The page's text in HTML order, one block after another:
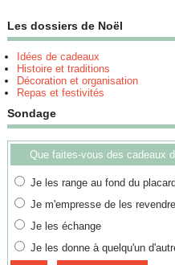
Les dossiers de Noël
Idées de cadeaux
Histoire et traditions
Décoration et organisation
Repas et festivités
Sondage
Que faites-vous des cadeaux
Je les range au fond du placard
Je m'empresse de les revendre
Je les échange
Je les donne à quelqu'un